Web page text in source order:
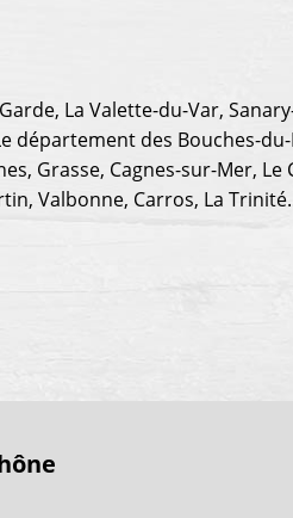
La Valette-du-Var,
département des Bouches-du-
Grasse, Cagnes-sur-Mer, Le
Valbonne, Carros, La